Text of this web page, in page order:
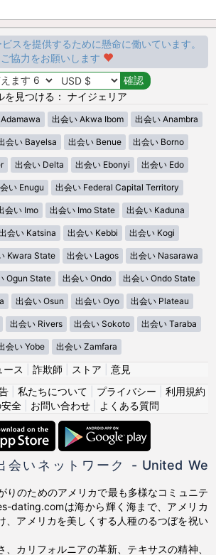
スを提供するために懸命に働いています。
ご協力をお願いします
を見つける： ナイジェリア
出会い Akwa Ibom 出会い Anambra
会い Bayelsa 出会い Benue 出会い Borno
出会い Delta 出会い Ebonyi 出会い Edo
い Enugu 出会い Federal Capital Territory
会い Imo 出会い Imo State 出会い Kaduna
会い Katsina 出会い Kebbi 出会い Kogi
Kwara State 出会い Lagos 出会い Nasarawa
Ogun State 出会い Ondo 出会い Ondo State
出会い Osun 出会い Oyo 出会い Plateau
出会い Rivers 出会い Sokoto 出会い Taraba
会い Yobe 出会い Zamfara
ース 詐欺師 ストア
意見
私たちについて プライバシー
利用規約
全| お問い合わせ| よくある質問
会いネットワーク - United We
りのためのアメリカで最も多様なコミュニテ
dating.comは海から輝く海まで、アメリカ
、アメリカを美しくする人種のるつぼを祝い
、カリフォルニアの革新、テキサスの精神、